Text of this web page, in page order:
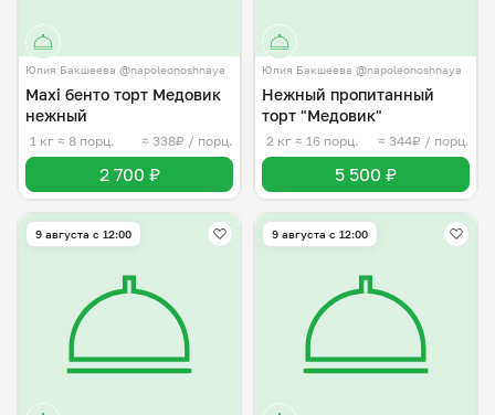
Юлия Бакшеева @napoleonoshnaya
Maxi бенто торт Медовик
нежный
1 кг ≈ 8 порц. ≈ 338₽ / порц.
2 700 ₽
Юлия Бакшеева @napoleonoshnaya
Нежный пропитанный
торт "Медовик"
2 кг ≈ 16 порц. ≈ 344₽ / порц.
5 500 ₽
9 августа с 12:00 9 августа с 12:00